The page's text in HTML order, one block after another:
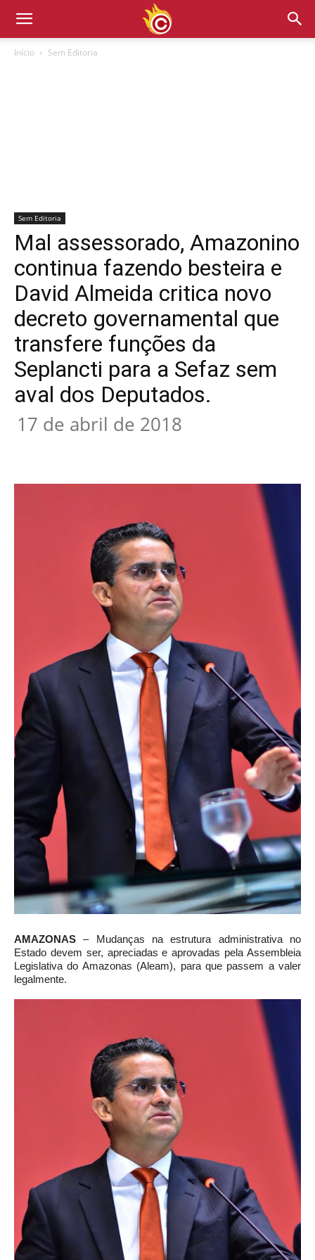
Início Sem Editoria
Sem Editoria
Mal assessorado, Amazonino
continua fazendo besteira e
David Almeida critica novo
decreto governamental que
transfere funções da
Seplancti para a Sefaz sem
aval dos Deputados.
17 de abril de 2018
AMAZONAS – Mudanças na estrutura administrativa no
Estado devem ser, apreciadas e aprovadas pela Assembleia
Legislativa do Amazonas (Aleam), para que passem a valer
legalmente.